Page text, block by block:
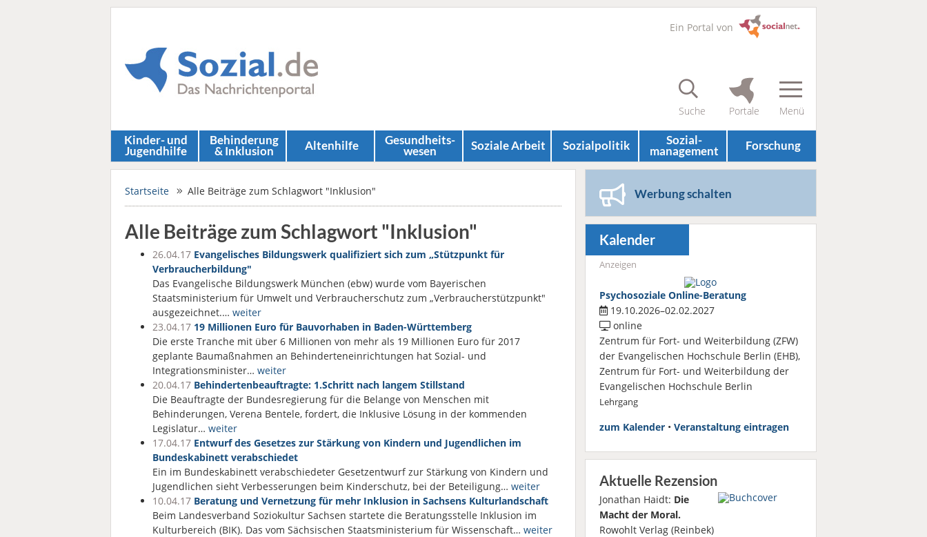
Ein Portal von
Kinder- und
Jugendhilfe
Behinderung
& Inklusion Altenhilfe Gesundheits­
wesen Soziale Arbeit Sozial­politik Sozial­
management Forschung
Startseite Alle Beiträge zum Schlagwort "Inklusion"
Alle Beiträge zum Schlagwort "Inklusion"
26.04.17 Evangelisches Bildungswerk qualifiziert sich zum „Stützpunkt für
Verbraucherbildung"
Das Evangelische Bildungswerk München (ebw) wurde vom Bayerischen
Staatsministerium für Umwelt und Verbraucherschutz zum „Verbraucherstützpunkt"
ausgezeichnet.… weiter
23.04.17 19 Millionen Euro für Bauvorhaben in Baden-Württemberg
Die erste Tranche mit über 6 Millionen von mehr als 19 Millionen Euro für 2017
geplante Baumaßnahmen an Behinderteneinrichtungen hat Sozial- und
Integrationsminister… weiter
20.04.17 Behindertenbeauftragte: 1.Schritt nach langem Stillstand
Die Beauftragte der Bundesregierung für die Belange von Menschen mit
Behinderungen, Verena Bentele, fordert, die Inklusive Lösung in der kommenden
Legislatur… weiter
17.04.17 Entwurf des Gesetzes zur Stärkung von Kindern und Jugendlichen im
Bundeskabinett verabschiedet
Ein im Bundeskabinett verabschiedeter Gesetzentwurf zur Stärkung von Kindern und
Jugendlichen sieht Verbesserungen beim Kinderschutz, bei der Beteiligung… weiter
10.04.17 Beratung und Vernetzung für mehr Inklusion in Sachsens Kulturlandschaft
Beim Landesverband Soziokultur Sachsen startete die Beratungsstelle Inklusion im
Kulturbereich (BIK). Das vom Sächsischen Staatsministerium für Wissenschaft… weiter
Werbung schalten
Kalender
Anzeigen
Psychosoziale Online-Beratung
19.10.2026–02.02.2027
online
Zentrum für Fort- und Weiterbildung (ZFW)
der Evangelischen Hochschule Berlin (EHB),
Zentrum für Fort- und Weiterbildung der
Evangelischen Hochschule Berlin
Lehrgang
zum Kalender• Veranstaltung eintragen
Aktuelle Rezension
Jonathan Haidt: Die
Macht der Moral.
Rowohlt Verlag (Reinbek)